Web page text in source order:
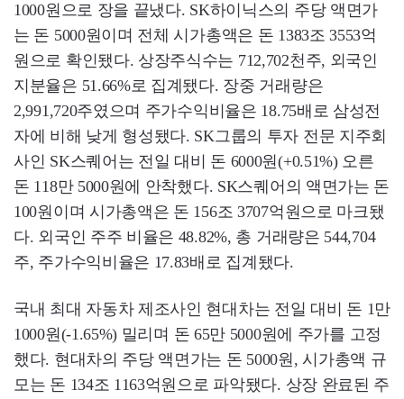
1000원으로 장을 끝냈다. SK하이닉스의 주당 액면가
는 돈 5000원이며 전체 시가총액은 돈 1383조 3553억
원으로 확인됐다. 상장주식수는 712,702천주, 외국인
지분율은 51.66%로 집계됐다. 장중 거래량은
2,991,720주였으며 주가수익비율은 18.75배로 삼성전
자에 비해 낮게 형성됐다. SK그룹의 투자 전문 지주회
사인 SK스퀘어는 전일 대비 돈 6000원(+0.51%) 오른
돈 118만 5000원에 안착했다. SK스퀘어의 액면가는 돈
100원이며 시가총액은 돈 156조 3707억원으로 마크됐
다. 외국인 주주 비율은 48.82%, 총 거래량은 544,704
주, 주가수익비율은 17.83배로 집계됐다.
국내 최대 자동차 제조사인 현대차는 전일 대비 돈 1만
1000원(-1.65%) 밀리며 돈 65만 5000원에 주가를 고정
했다. 현대차의 주당 액면가는 돈 5000원, 시가총액 규
모는 돈 134조 1163억원으로 파악됐다. 상장 완료된 주